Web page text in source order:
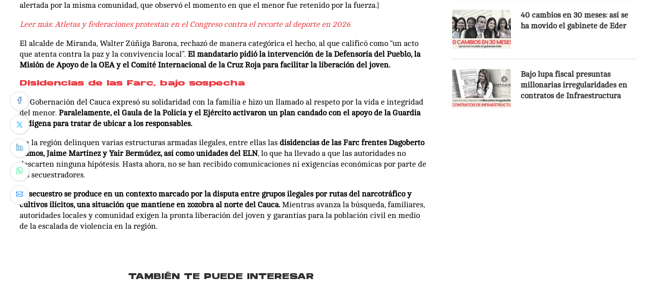
alertada por la misma comunidad, que observó el momento en que el menor fue retenido por la fuerza.}
Leer más: Atletas y federaciones protestan en el Congreso contra el recorte al deporte en 2026
El alcalde de Miranda, Walter Zúñiga Barona, rechazó de manera categórica el hecho, al que calificó como “un acto
que atenta contra la paz y la convivencia local”. El mandatario pidió la intervención de la Defensoría del Pueblo, la
Misión de Apoyo de la OEA y el Comité Internacional de la Cruz Roja para facilitar la liberación del joven.
Disidencias de las Farc, bajo sospecha
La Gobernación del Cauca expresó su solidaridad con la familia e hizo un llamado al respeto por la vida e integridad
del menor. Paralelamente, el Gaula de la Policía y el Ejército activaron un plan candado con el apoyo de la Guardia
Indígena para tratar de ubicar a los responsables.
En la región delinquen varias estructuras armadas ilegales, entre ellas las disidencias de las Farc frentes Dagoberto
Ramos, Jaime Martínez y Yair Bermúdez, así como unidades del ELN, lo que ha llevado a que las autoridades no
descarten ninguna hipótesis. Hasta ahora, no se han recibido comunicaciones ni exigencias económicas por parte de
los secuestradores.
El secuestro se produce en un contexto marcado por la disputa entre grupos ilegales por rutas del narcotráfico y
cultivos ilícitos, una situación que mantiene en zozobra al norte del Cauca. Mientras avanza la búsqueda, familiares,
autoridades locales y comunidad exigen la pronta liberación del joven y garantías para la población civil en medio
de la escalada de violencia en la región.
TAMBIÉN TE PUEDE INTERESAR
40 cambios en 30 meses: así se
ha movido el gabinete de Eder
Bajo lupa fiscal presuntas
millonarias irregularidades en
contratos de Infraestructura